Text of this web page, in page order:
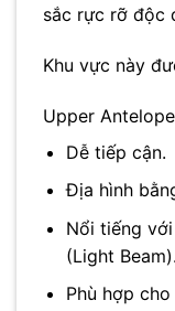
sắc rực rỡ độc
Khu vực này
Upper
Dễ tiếp cận.
Địa hình
Nổi tiếng
(Light Beam).
Phù hợp